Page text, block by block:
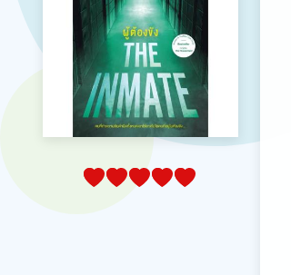
45
4
35
3
25
2
15
1
05